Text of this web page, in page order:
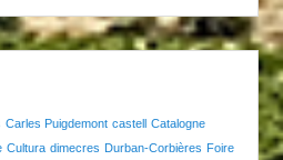
Carles Puigdemont castell Catalogne
Cultura dimecres Durban-Corbières Foire